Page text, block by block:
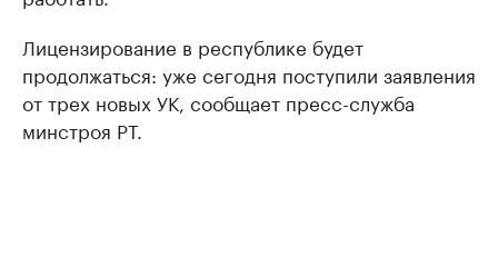
Лицензирование в республике будет
продолжаться: уже сегодня поступили заявления
от трех новых УК, сообщает пресс-служба
минстроя РТ.